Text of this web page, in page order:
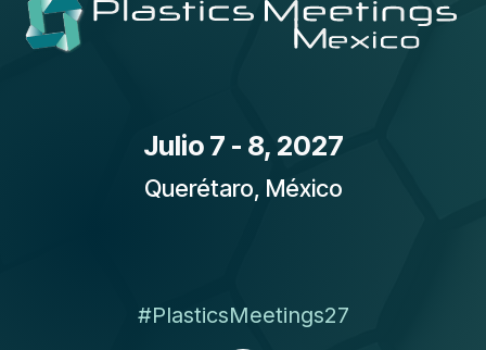
Julio 7 - 8, 2027
Querétaro, México
#PlasticsMeetings27